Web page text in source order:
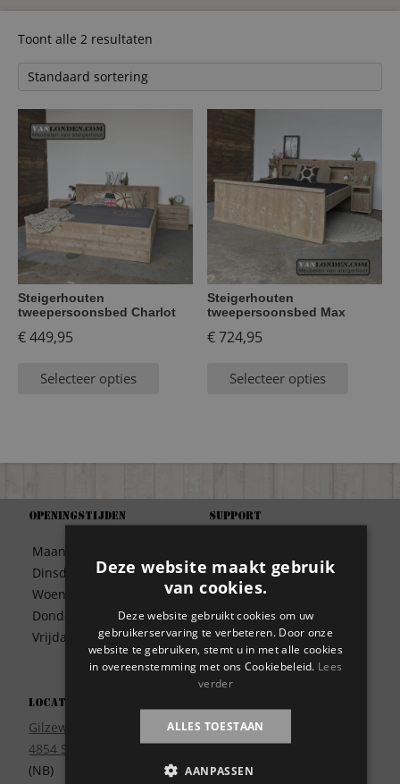
Toont alle 2 resultaten
Steigerhouten
tweepersoonsbed Charlot
€449,95
Selecteer opties
Steigerhouten
tweepersoonsbed Max
€724,95
Selecteer opties
Openingstijden
Maandag
Dinsdag
Woensdag
Donderdag
Vrijdag
09:30 – 17:00
09:30 – 17:00
09:30 – 17:00
09:30 – 17:00
Locatie
Gilzeweg 17
4854 SE Bavel
(NB)
Support
Betaalwijze
Bezorgen
Disclaimer
Garantie
Meest gestelde vragen
Privacy
Wie zijn wij?
Deze website maakt gebruik
van cookies.
Deze website gebruikt cookies om uw
gebruikerservaring te verbeteren. Door onze
website te gebruiken, stemt u in met alle cookies
in overeenstemming met ons Cookiebeleid. Lees
verder
ALLES TOESTAAN
AANPASSEN